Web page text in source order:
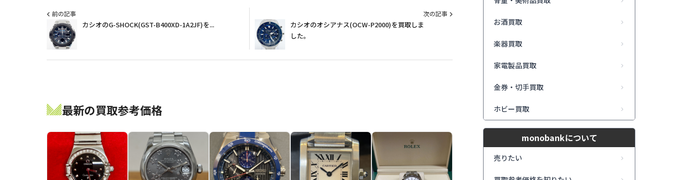
前の記事
カシオのG-SHOCK(GST-B400XD-1A2JF)を...
次の記事
カシオのオシアナス(OCW-P2000)を買取しま
した。
最新の買取参考価格
お酒買取
楽器買取
家電製品買取
金券・切手買取
ホビー買取
monobankについて
売りたい